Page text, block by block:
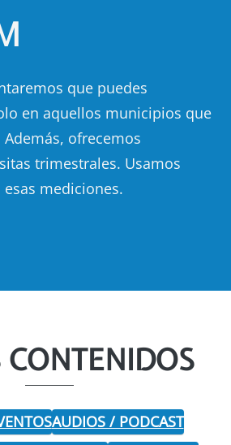
que puedes
en aquellos municipios que
ofrecemos
trimestrales. Usamos
esas mediciones.
CONTENIDOS
AUDIOS / PODCAST